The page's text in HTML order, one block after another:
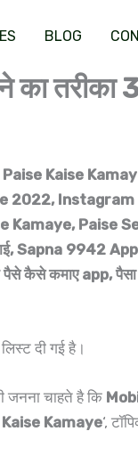
BLOG
का
Kaise
2022,
Paise Se
Sapna 9942
कैसे कमाए app,
दी गई है।
जनना चाहते है कि
Kaise Kamaye‘,